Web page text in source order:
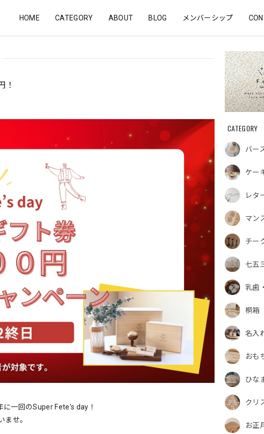
HOME CATEGORY ABOUT BLOG メンバーシップ
CATEGORY
バー
ケー
レタ
マン
チー
七五
乳歯
桐箱
名入
おも
ひな
クリ
お正
！
一回のSuper Fete's day！
せ。